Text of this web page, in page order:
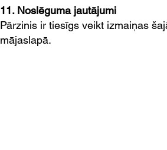
11. Noslēguma jautājumi
Pārzinis ir tiesīgs veikt izmaiņas
mājaslapā.